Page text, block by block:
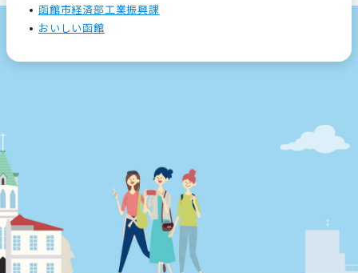
函館市経済部工業振興課
おいしい函館